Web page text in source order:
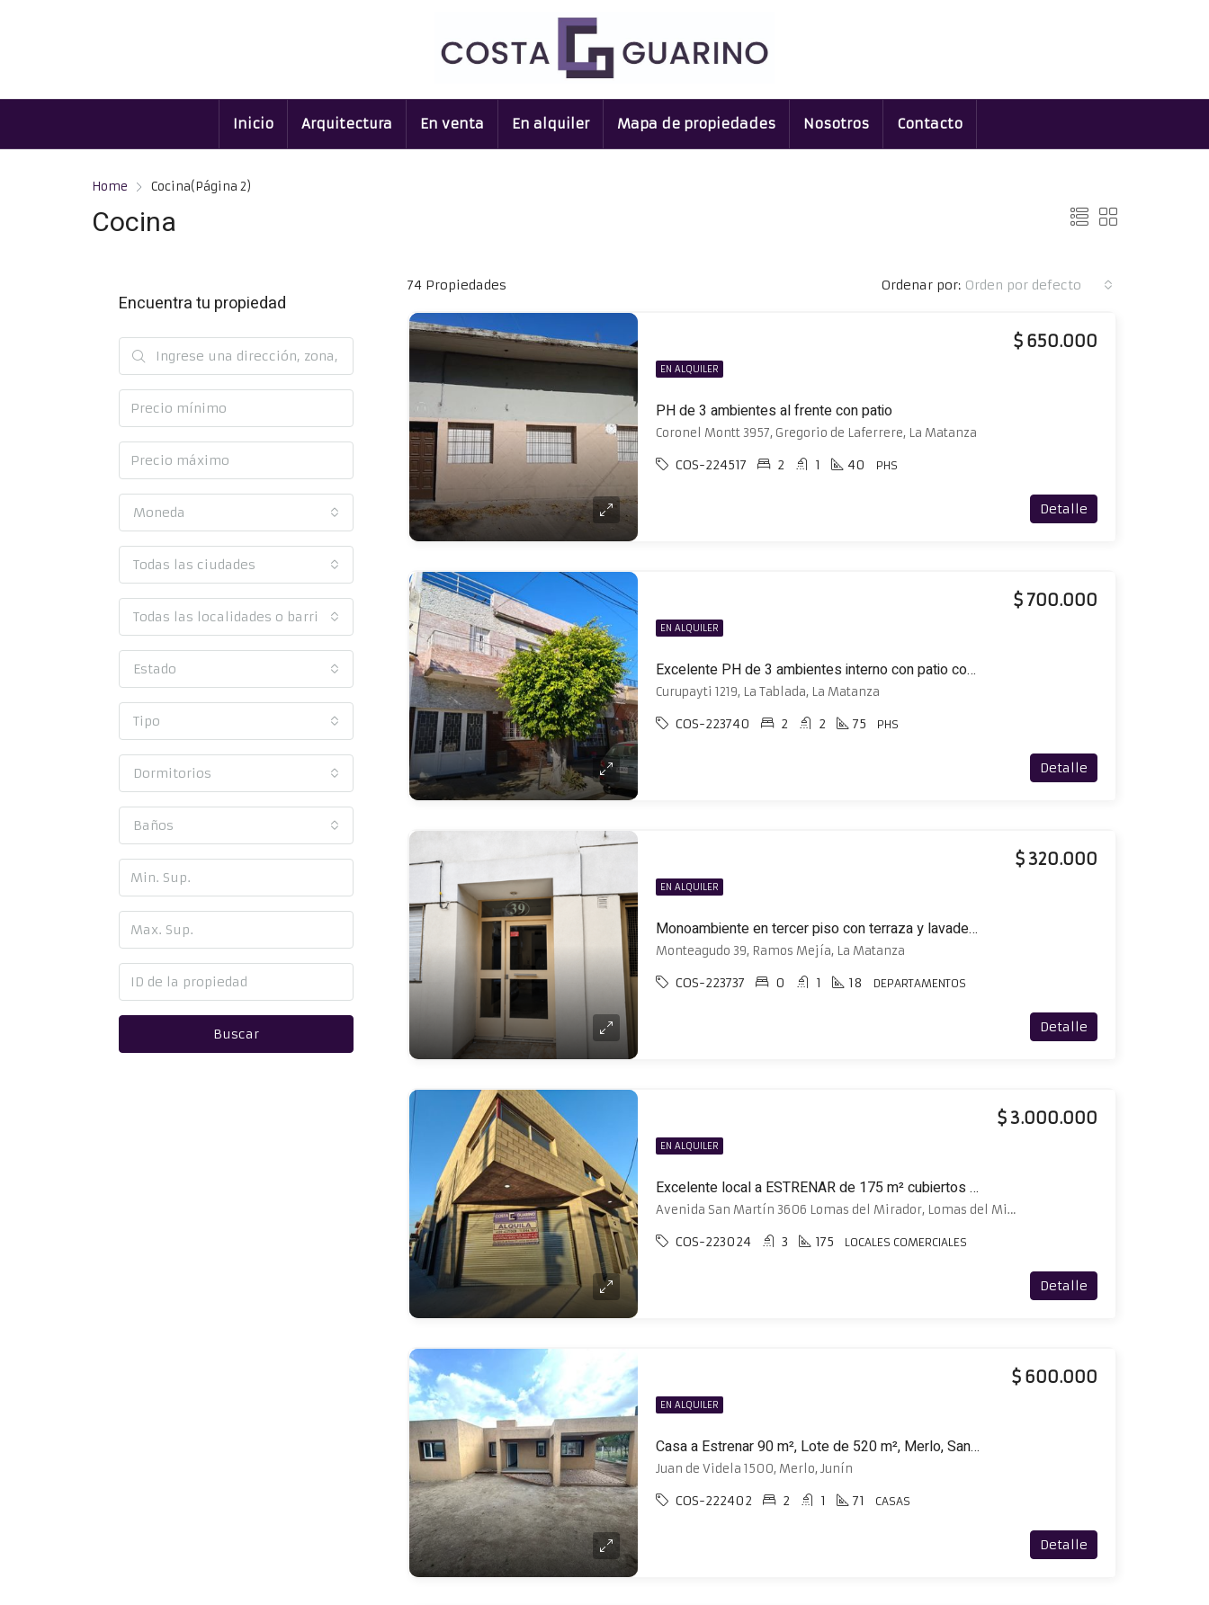
Inicio Arquitectura En venta En alquiler Mapa de propiedades Nosotros Contacto
Home Cocina(Página 2)
Cocina
74 Propiedades Ordenar por: Orden por defecto
EN ALQUILER
PH de 3 ambientes al frente con patio
$ 650.000
Coronel Montt 3957, Gregorio de Laferrere, La Matanza
COS-224517 2 1 40 PHS
Detalle
EN ALQUILER
Excelente PH de 3 ambientes interno con patio con parrilla
$ 700.000
Curupayti 1219, La Tablada, La Matanza
COS-223740 2 2 75 PHS
Detalle
EN ALQUILER
Monoambiente en tercer piso con terraza y lavadero compartido
$ 320.000
Monteagudo 39, Ramos Mejía, La Matanza
COS-223737 0 1 18 DEPARTAMENTOS
Detalle
EN ALQUILER
Excelente local a ESTRENAR de 175 m² cubiertos ubicado en esquina Av. San Martín
$ 3.000.000
Avenida San Martín 3606 Lomas del Mirador, Lomas del Mirador, La Matanza
COS-223024 3 175 LOCALES COMERCIALES
Detalle
EN ALQUILER
Casa a Estrenar 90 m², Lote de 520 m², Merlo, San Luis
$ 600.000
Juan de Videla 1500, Merlo, Junín
COS-222402 2 1 71 CASAS
Detalle
Encuentra tu propiedad
Moneda
Todas las ciudades
Todas las localidades o barrios
Estado
Tipo
Dormitorios
Baños
Buscar